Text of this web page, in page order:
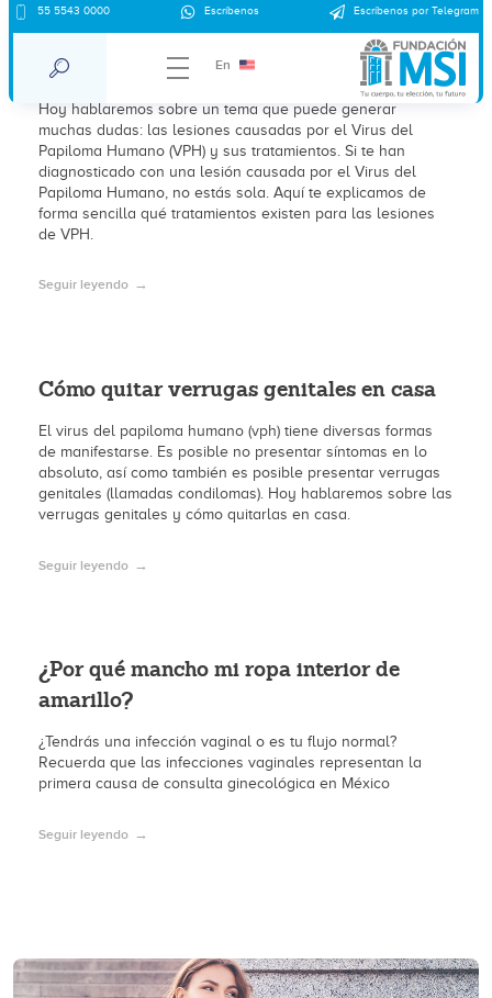
55 5543 0000 Escríbenos Escríbenos por Telegram
En
¿Qué tratamientos existen para lesiones
de VPH?
Hoy hablaremos sobre un tema que puede generar
muchas dudas: las lesiones causadas por el Virus del
Papiloma Humano (VPH) y sus tratamientos. Si te han
diagnosticado con una lesión causada por el Virus del
Papiloma Humano, no estás sola. Aquí te explicamos de
forma sencilla qué tratamientos existen para las lesiones
de VPH.
Seguir leyendo
Cómo quitar verrugas genitales en casa
El virus del papiloma humano (vph) tiene diversas formas
de manifestarse. Es posible no presentar síntomas en lo
absoluto, así como también es posible presentar verrugas
genitales (llamadas condilomas). Hoy hablaremos sobre las
verrugas genitales y cómo quitarlas en casa.
Seguir leyendo
¿Por qué mancho mi ropa interior de
amarillo?
¿Tendrás una infección vaginal o es tu flujo normal?
Recuerda que las infecciones vaginales representan la
primera causa de consulta ginecológica en México
Seguir leyendo